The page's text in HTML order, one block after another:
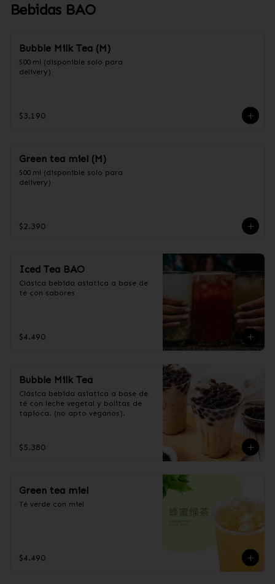
Bebidas BAO
Bubble Milk Tea (M)
500 ml (disponible solo para
delivery)
$3.190
Green tea miel (M)
500 ml (disponible solo para
delivery)
$2.390
Iced Tea BAO
Clásica bebida asiatica a base de
té con sabores
$4.490
Bubble Milk Tea
Clásica bebida asiatica a base de
té con leche vegetal y bolitas de
tapioca. (no apto veganos).
$5.380
Green tea miel
Té verde con miel
$4.490